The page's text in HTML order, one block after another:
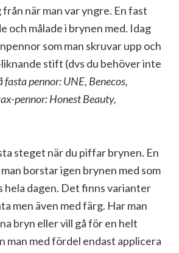
när man var yngre. En fast
och målade i brynen med. Idag
som man skruvar upp och
stift (dvs du behöver inte
fasta pennor: UNE, Benecos,
pennor: Honest Beauty,
steget när du piffar brynen. En
borstar igen brynen med som
hela dagen. Det finns varianter
men även med färg. Har man
bryn eller vill gå för en helt
man med fördel endast applicera